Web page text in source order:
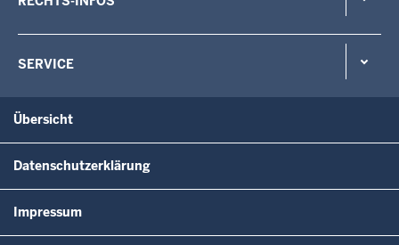
SERVICE
Übersicht
Datenschutzerklärung
Impressum